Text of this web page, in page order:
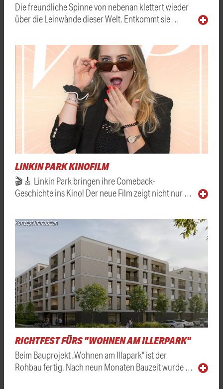
Die freundliche Spinne von nebenan klettert wieder
über die Leinwände dieser Welt. Entkommt sie …
LINKIN PARK KINOFILM
🎬🎸 Linkin Park bringen ihre Comeback-
Geschichte ins Kino! Der neue Film zeigt nicht nur …
Konzept Immobilien
RICHTFEST FÜRS "WOHNEN AM ILLERPARK"
Beim Bauprojekt „Wohnen am Illapark“ ist der
Rohbau fertig. Nach neun Monaten Bauzeit wurde …